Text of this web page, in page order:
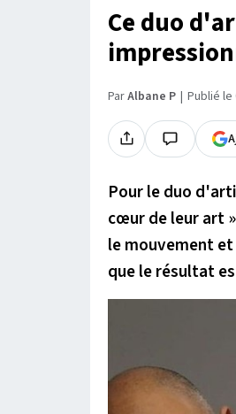
Ce duo
ParAlbane P Publié le
Pour le duo
cœur de leur art
le mouvement et
que le résultat